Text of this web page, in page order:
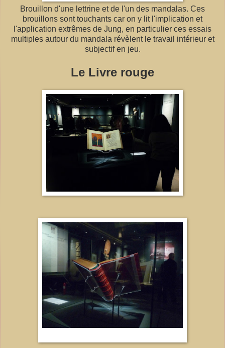
Brouillon d'une lettrine et de l'un des mandalas. Ces
brouillons sont touchants car on y lit l'implication et
l'application extrêmes de Jung, en particulier ces essais
multiples autour du mandala révèlent le travail intérieur et
subjectif en jeu.
Le Livre rouge